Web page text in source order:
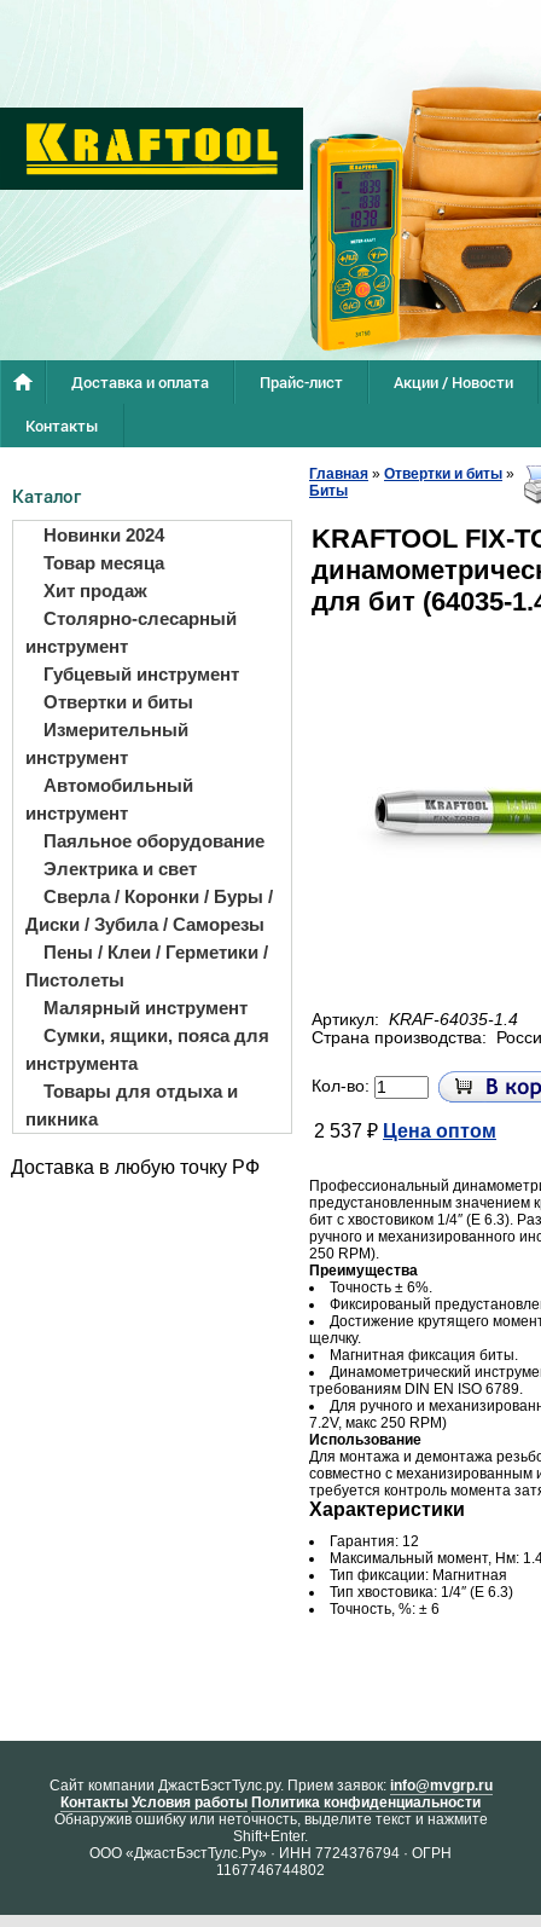
Доставка и оплата Прайс-лист
Акции / Новости
Контакты
Каталог
Новинки 2024
Товар месяца
Хит продаж
Столярно-слесарный
инструмент
Губцевый инструмент
Отвертки и биты
Измерительный
инструмент
Автомобильный
инструмент
Паяльное оборудование
Электрика и свет
Сверла / Коронки / Буры /
Диски / Зубила / Саморезы
Пены / Клеи / Герметики /
Пистолеты
Малярный инструмент
Сумки, ящики, пояса для
инструмента
Товары для отдыха и
пикника
Доставка в любую точку РФ
Главная » Отвертки и биты »
Биты
KRAFTOOL FIX-
для бит (64035-
Артикул: KRAF-64035-1.4
Страна производства:
Кол-во:
2 537 ₽ Цена оптом
Профессиональный
предустановленным значением
бит с хвостовиком 1/4″ (E 6.3).
ручного и механизированного
250 RPM).
Преимущества
Точность ± 6%.
Фиксированый
Достижение крутящего
щелчку.
Магнитная фиксация биты.
Динамометрический
требованиям DIN EN ISO 6789.
Для ручного и
7.2V, макс 250 RPM)
Использование
Для монтажа и демонтажа
совместно с механизированным
требуется контроль момента
Характеристики
Гарантия: 12
Максимальный момент, Нм:
Тип фиксации: Магнитная
Тип хвостовика: 1/4″ (E 6.3)
Точность, %: ± 6
Cайт компании ДжастБэстТулс.ру. Прием заявок: info@mvgrp.ru
Контакты Условия работы Политика конфиденциальности
Обнаружив ошибку или неточность, выделите текст и нажмите
Shift+Enter.
ООО «ДжастБэстТулс.Ру» · ИНН 7724376794 · ОГРН
1167746744802